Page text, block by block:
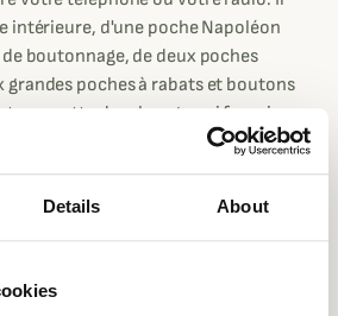
Details About
intérieure, d'une poche Napoléon
boutonnage, de deux poches
grandes poches à rabats et boutons
une patte de relevage qui favorise
de celle-ci.
proposée de la taille 48 au 58 et
est visible sur l'arrière du dos de
subtile.
100% tweed, optez pour le